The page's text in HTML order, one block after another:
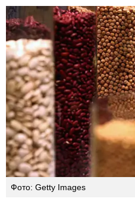
Фото: Getty Images